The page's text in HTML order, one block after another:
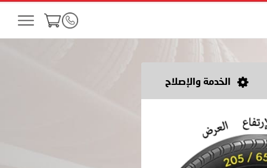
الخدمة والإصلاح